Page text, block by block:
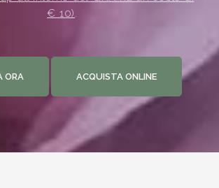
€ 10).
ORA ACQUISTA ONLINE